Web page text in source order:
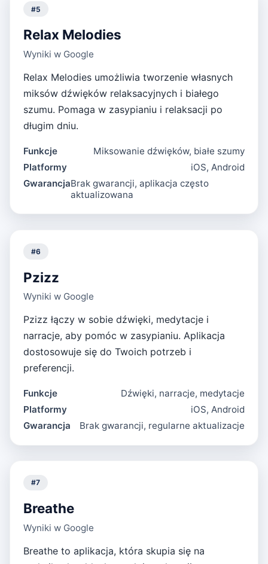
#5
Relax Melodies
Wyniki w Google
Relax Melodies umożliwia tworzenie własnych
miksów dźwięków relaksacyjnych i białego
szumu. Pomaga w zasypianiu i relaksacji po
długim dniu.
Funkcje
Miksowanie dźwięków, białe szumy
Platformy
iOS, Android
GwarancjaBrak gwarancji, aplikacja często
aktualizowana
#6
Pzizz
Wyniki w Google
Pzizz łączy w sobie dźwięki, medytacje i
narracje, aby pomóc w zasypianiu. Aplikacja
dostosowuje się do Twoich potrzeb i
preferencji.
Funkcje
Dźwięki, narracje, medytacje
Platformy
iOS, Android
Gwarancja
Brak gwarancji, regularne aktualizacje
#7
Breathe
Wyniki w Google
Breathe to aplikacja, która skupia się na